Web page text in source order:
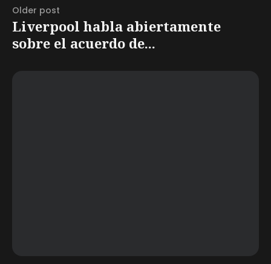
Older post
Liverpool habla abiertamente
sobre el acuerdo de...